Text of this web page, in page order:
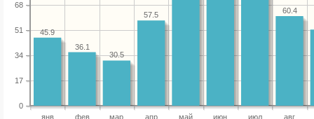
янв фев мар апр май июн июл авг
0
17
34
51
68
60.4
57.5
30.5
36.1
45.9